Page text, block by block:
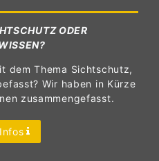
ODER
dem Thema Sichtschutz,
Wir haben in Kürze
zusammengefasst.